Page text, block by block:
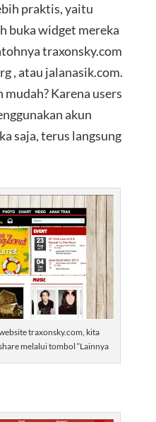
praktis, yaitu
buka widget mereka
traxonsky.com
, atau jalanasik.com.
Karena users
akun
saja, terus langsung
traxonsky.com, kita
melalui tombol “Lainnya